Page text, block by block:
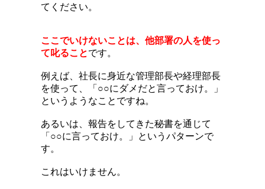
てください。
ここでいけないことは、他部署の人を使っ
て叱ることです。
例えば、社長に身近な管理部長や経理部長
を使って、「○○にダメだと言っておけ。」
というようなことですね。
あるいは、報告をしてきた秘書を通じて
「○○に言っておけ。」というパターンで
す。
これはいけません。